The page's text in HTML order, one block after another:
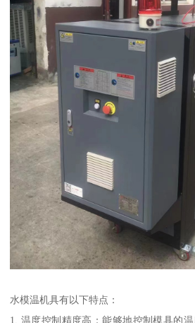
水模温机具有以下特点：
1. 温度控制精度高：能够地控制模具的